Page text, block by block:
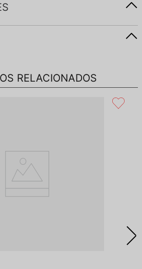
RELACIONADOS